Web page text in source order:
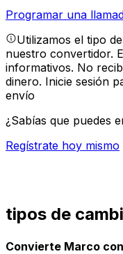
Programar una
Utilizamos el tipo
nuestro convertidor.
informativos. No
dinero. Inicie sesión
envío
¿Sabías que puedes
Regístrate hoy mismo
tipos de
Convierte Marco